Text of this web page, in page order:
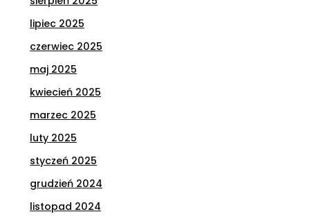
lipiec 2025
czerwiec 2025
maj 2025
kwiecień 2025
marzec 2025
luty 2025
styczeń 2025
grudzień 2024
listopad 2024